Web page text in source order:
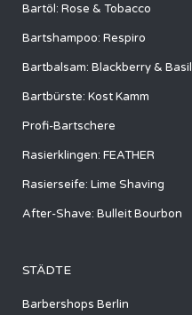
Bartöl: Rose & Tobacco
Bartshampoo: Respiro
Bartbalsam: Blackberry & Basil
Bartbürste: Kost Kamm
Profi-Bartschere
Rasierklingen: FEATHER
Rasierseife: Lime Shaving
After-Shave: Bulleit Bourbon
STÄDTE
Barbershops Berlin